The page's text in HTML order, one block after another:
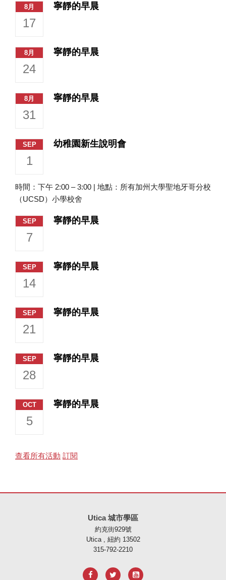
8月
17
寧靜的早晨
8月
24
寧靜的早晨
8月
31
寧靜的早晨
SEP
1
幼稚園新生說明會
時間：下午 2:00 – 3:00 | 地點：所有加州大學聖地牙哥分校
（UCSD）小學校舍
SEP
7
寧靜的早晨
SEP
14
寧靜的早晨
SEP
21
寧靜的早晨
SEP
28
寧靜的早晨
OCT
5
寧靜的早晨
查看所有活動 訂閱
Utica 城市學區
約克街929號
Utica , 紐約 13502
315-792-2210